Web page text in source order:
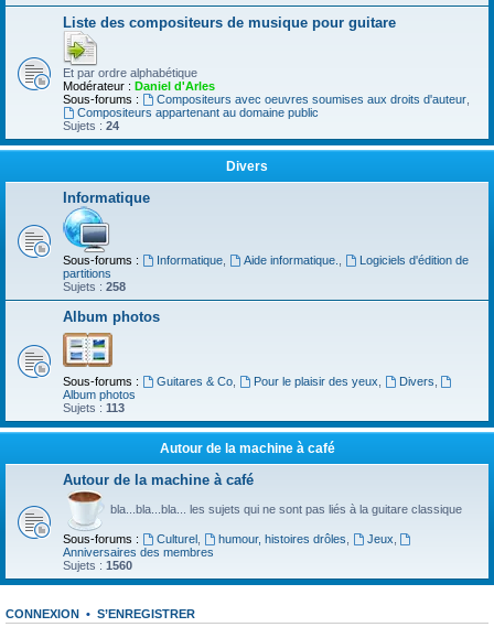
Liste des compositeurs de musique pour guitare
Et par ordre alphabétique
Modérateur : Daniel d'Arles
Sous-forums :
Compositeurs avec oeuvres soumises aux droits d'auteur,
Compositeurs appartenant au domaine public
Sujets : 24
Divers
Informatique
Sous-forums : Informatique, Aide informatique.
Logiciels d'édition de
partitions
Sujets : 258
Album photos
Sous-forums : Guitares & Co, Pour le plaisir des yeux Divers
Album photos
Sujets : 113
Autour de la machine à café
Autour de la machine à café
bla...bla...bla... les sujets qui ne sont pas liés à la guitare classique
Sous-forums : Culturel, humour, histoires drôles Jeux
Anniversaires des membres
Sujets : 1560
CONNEXION • S’ENREGISTRER